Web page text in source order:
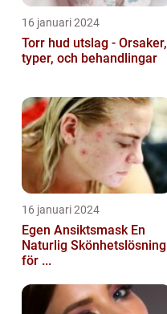
16 januari 2024
Torr hud utslag - Orsaker,
typer, och behandlingar
16 januari 2024
Egen Ansiktsmask En
Naturlig Skönhetslösning
för ...